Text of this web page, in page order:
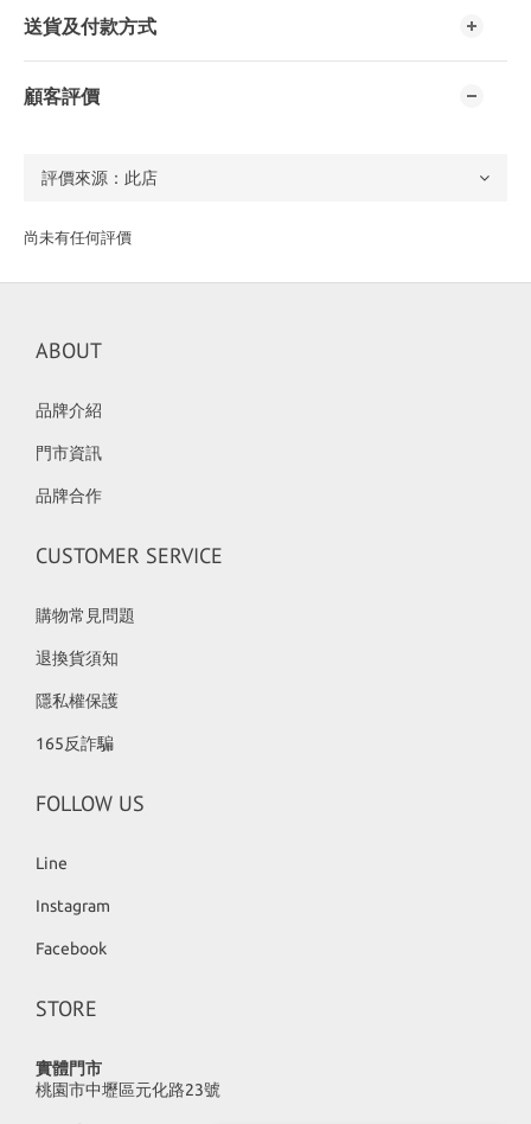
送貨及付款方式
顧客評價
尚未有任何評價
ABOUT
品牌介紹
門市資訊
品牌合作
CUSTOMER SERVICE
購物常見問題
退換貨須知
隱私權保護
165反詐騙
FOLLOW US
Line
Instagram
Facebook
STORE
實體門市
桃園市中壢區元化路23號